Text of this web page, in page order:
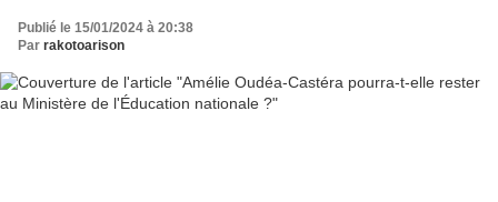
Publié le 15/01/2024 à 20:38
Par rakotoarison